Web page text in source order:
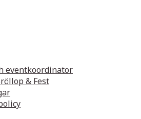
eventkoordinator
& Fest